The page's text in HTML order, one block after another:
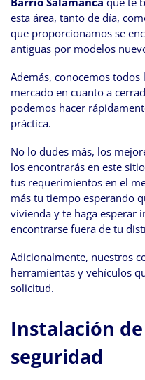
esta área, tanto de día,
que proporcionamos se
antiguas por modelos
Además, conocemos
mercado en cuanto a
podemos hacer
práctica.
No lo dudes más, los
los encontrarás en este
tus requerimientos en el
más tu tiempo esperando
vivienda y te haga esperar
encontrarse fuera de tu
Adicionalmente, nuestros
herramientas y vehículos
solicitud.
Instalación
seguridad